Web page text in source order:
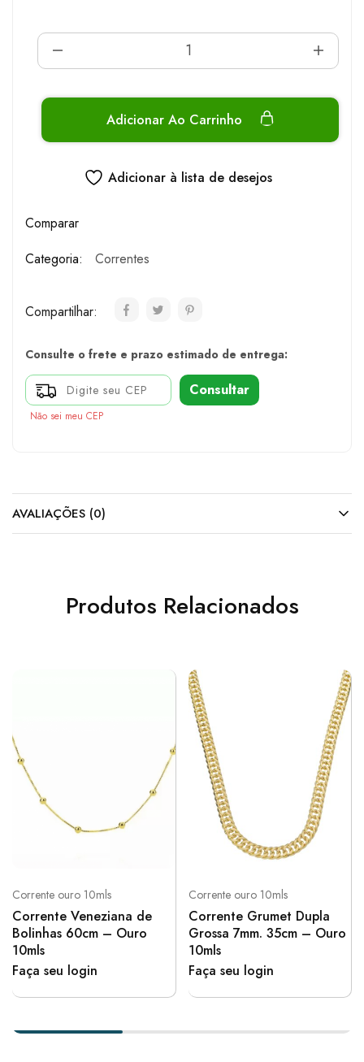
Adicionar Ao Carrinho
Adicionar à lista de desejos
Comparar
Categoria:
Correntes
Compartilhar:
Consulte o frete e prazo estimado de entrega:
Consultar
Não sei meu CEP
AVALIAÇÕES (0)
Produtos Relacionados
Corrente ouro 10mls
Corrente Veneziana de
Bolinhas 60cm – Ouro
10mls
Faça seu login
Corrente ouro 10mls
Corrente Grumet Dupla
Grossa 7mm. 35cm – Ouro
10mls
Faça seu login